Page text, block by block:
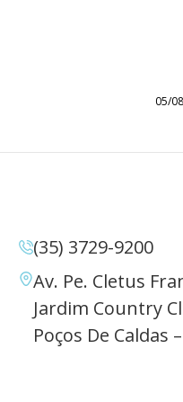
05/
(35) 3729-9200
Av. Pe. Cletus
Jardim Country
Poços De Caldas